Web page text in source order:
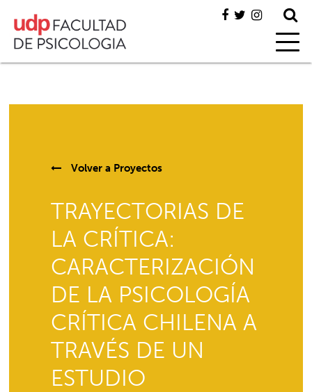
Volver a Proyectos
TRAYECTORIAS DE
LA CRÍTICA:
CARACTERIZACIÓN
DE LA PSICOLOGÍA
CRÍTICA CHILENA A
TRAVÉS DE UN
ESTUDIO